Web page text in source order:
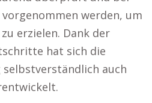
werden, um
erzielen. Dank der
hat sich die
auch